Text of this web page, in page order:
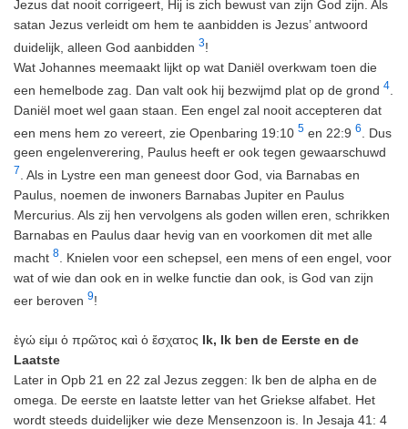
Jezus dat nooit corrigeert, Hij is zich bewust van zijn God zijn. Als
satan Jezus verleidt om hem te aanbidden is Jezus’ antwoord
duidelijk, alleen God aanbidden 3!
Wat Johannes meemaakt lijkt op wat Daniël overkwam toen die
een hemelbode zag. Dan valt ook hij bezwijmd plat op de grond 4
Daniël moet wel gaan staan. Een engel zal nooit accepteren dat
een mens hem zo vereert, zie Openbaring 19:10 5 en 22:9 6
. Dus
geen engelenverering, Paulus heeft er ook tegen gewaarschuwd
7
. Als in Lystre een man geneest door God, via Barnabas en
Paulus, noemen de inwoners Barnabas Jupiter en Paulus
Mercurius. Als zij hen vervolgens als goden willen eren, schrikken
Barnabas en Paulus daar hevig van en voorkomen dit met alle
macht 8
. Knielen voor een schepsel, een mens of een engel, voor
wat of wie dan ook en in welke functie dan ook, is God van zijn
eer beroven 9!
ἐγώ εἰμι ὁ πρῶτος καὶ ὁ ἔσχατος Ik, Ik ben de Eerste en de
Laatste
Later in Opb 21 en 22 zal Jezus zeggen: Ik ben de alpha en de
omega. De eerste en laatste letter van het Griekse alfabet. Het
wordt steeds duidelijker wie deze Mensenzoon is. In Jesaja 41: 4